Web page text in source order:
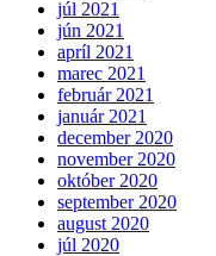
júl 2021
jún 2021
apríl 2021
marec 2021
február 2021
január 2021
december 2020
november 2020
október 2020
september 2020
august 2020
júl 2020